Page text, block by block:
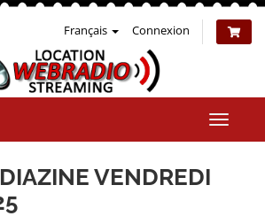
Français Connexion
la
VENDREDI